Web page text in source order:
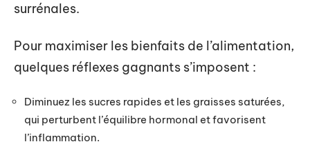
surrénales.
Pour maximiser les bienfaits de l’alimentation,
quelques réflexes gagnants s’imposent :
Diminuez les sucres rapides et les graisses saturées,
qui perturbent l’équilibre hormonal et favorisent
l’inflammation.